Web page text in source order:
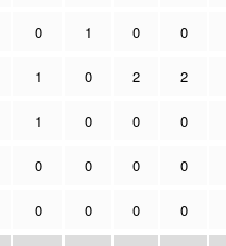
0 1 0 0
1 0 2 2
1 0 0 0
0 0 0 0
0 0 0 0